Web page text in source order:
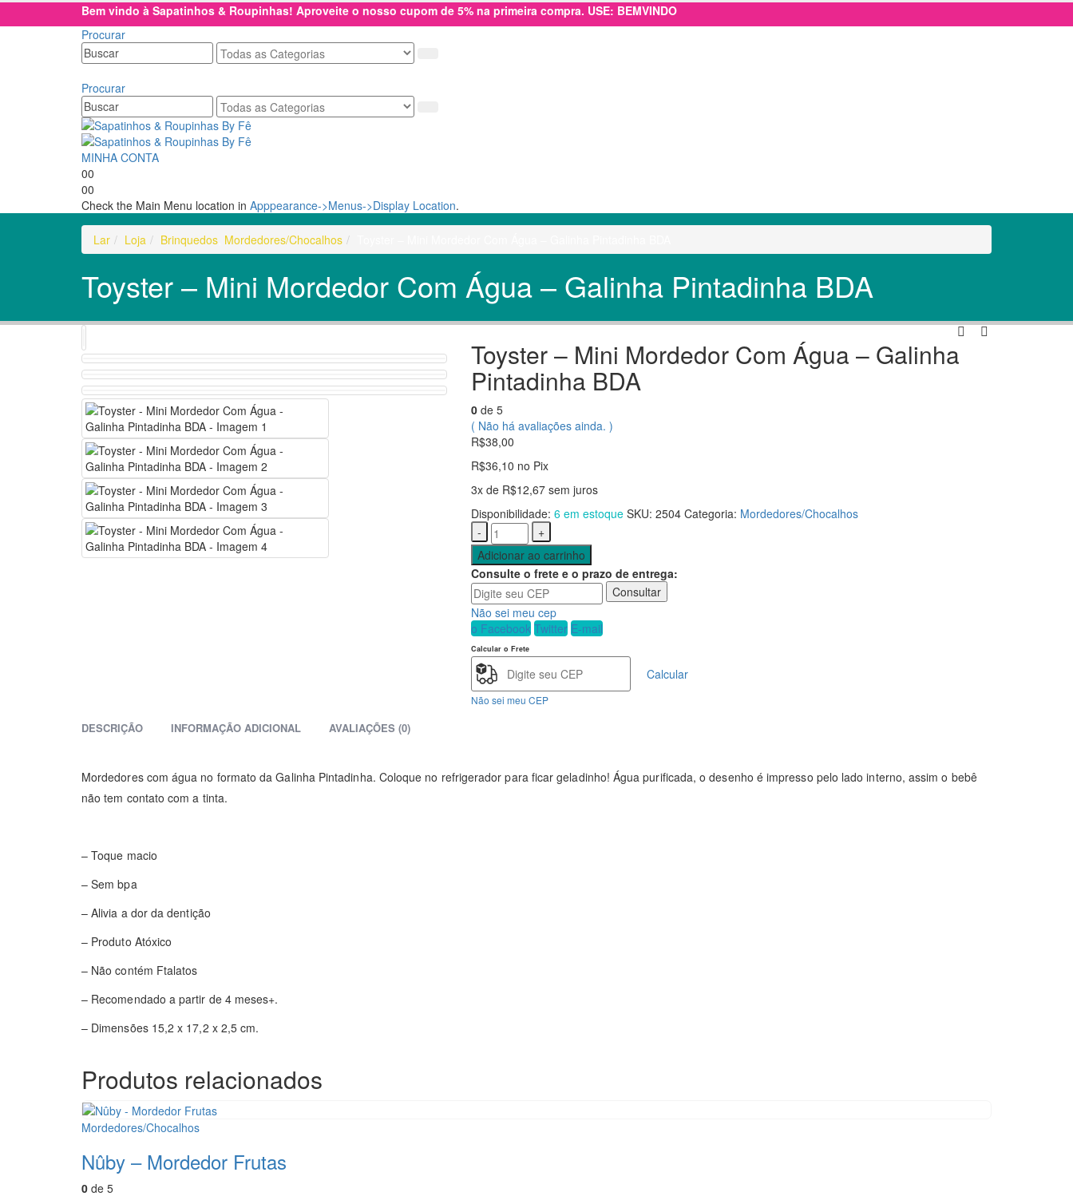
Bem vindo à Sapatinhos & Roupinhas! Aproveite o nosso cupom de 5% na primeira compra. USE: BEMVINDO
Procurar
Procurar
MINHA CONTA
00
00
Check the Main Menu location in Apppearance->Menus->Display Location.
Lar Loja Brinquedos Mordedores/Chocalhos
Toyster – Mini Mordedor Com Água – Galinha Pintadinha BDA
Toyster – Mini Mordedor Com Água – Galinha
Pintadinha BDA
0de 5
( Não há avaliações ainda. )
R$38,00
R$36,10 no Pix
3x de R$12,67 sem juros
Disponibilidade: 6 em estoque SKU: 2504 Categoria: Mordedores/Chocalhos
-
+
Adicionar ao carrinho
Consulte o frete e o prazo de entrega:
Consultar
Não sei meu cep
o Facebook Twitter E-mail
Calcular o Frete
Calcular
Não sei meu CEP
DESCRIÇÃO INFORMAÇÃO ADICIONAL AVALIAÇÕES (0)
Mordedores com água no formato da Galinha Pintadinha. Coloque no refrigerador para ficar geladinho! Água purificada, o desenho é impresso pelo lado interno, assim o bebê
não tem contato com a tinta.
– Toque macio
– Sem bpa
– Alivia a dor da dentição
– Produto Atóxico
– Não contém Ftalatos
– Recomendado a partir de 4 meses+.
– Dimensões 15,2 x 17,2 x 2,5 cm.
Produtos relacionados
Mordedores/Chocalhos
Nûby – Mordedor Frutas
0 de 5